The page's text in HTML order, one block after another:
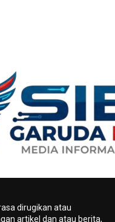
dirugikan atau
artikel dan atau berita,